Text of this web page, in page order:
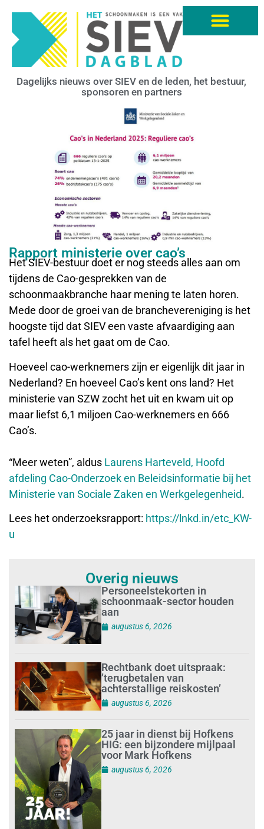
Dagelijks nieuws over SIEV en de leden, het bestuur,
sponsoren en partners
Rapport ministerie over cao’s
Het SIEV-bestuur doet er nog steeds alles aan om
tijdens de Cao-gesprekken van de
schoonmaakbranche haar mening te laten horen.
Mede door de groei van de branchevereniging is het
hoogste tijd dat SIEV een vaste afvaardiging aan
tafel heeft als het gaat om de Cao.
Hoeveel cao-werknemers zijn er eigenlijk dit jaar in
Nederland? En hoeveel Cao’s kent ons land? Het
ministerie van SZW zocht het uit en kwam uit op
maar liefst 6,1 miljoen Cao-werknemers en 666
Cao’s.
“Meer weten”, aldus Laurens Harteveld, Hoofd
afdeling Cao-Onderzoek en Beleidsinformatie bij het
Ministerie van Sociale Zaken en Werkgelegenheid.
Lees het onderzoeksrapport: https://lnkd.in/etc_KW-
u
Overig nieuws
Personeelstekorten in
schoonmaak-sector houden
aan
augustus 6, 2026
Rechtbank doet uitspraak:
’terugbetalen van
achterstallige reiskosten’
augustus 6, 2026
25 jaar in dienst bij Hofkens
HIG: een bijzondere mijlpaal
voor Mark Hofkens
augustus 6, 2026